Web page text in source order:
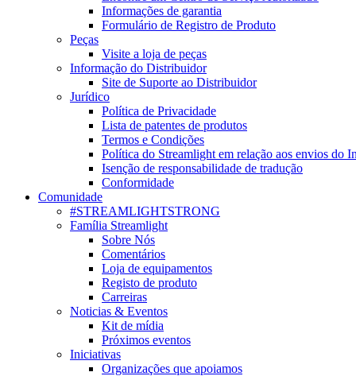
Informações de garantia
Formulário de Registro de Produto
Peças
Visite a loja de peças
Informação do Distribuidor
Site de Suporte ao Distribuidor
Jurídico
Política de Privacidade
Lista de patentes de produtos
Termos e Condições
Política do Streamlight em relação aos envios do
Isenção de responsabilidade de tradução
Conformidade
Comunidade
#STREAMLIGHTSTRONG
Família Streamlight
Sobre Nós
Comentários
Loja de equipamentos
Registo de produto
Carreiras
Noticias & Eventos
Kit de mídia
Próximos eventos
Iniciativas
Organizações que apoiamos